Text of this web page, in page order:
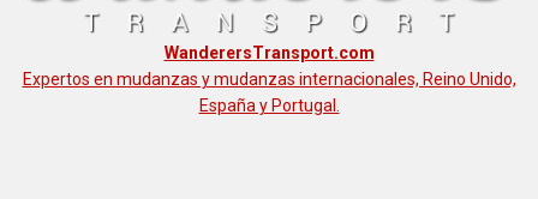
WanderersTransport.com
Expertos en mudanzas y mudanzas internacionales, Reino Unido,
España y Portugal.